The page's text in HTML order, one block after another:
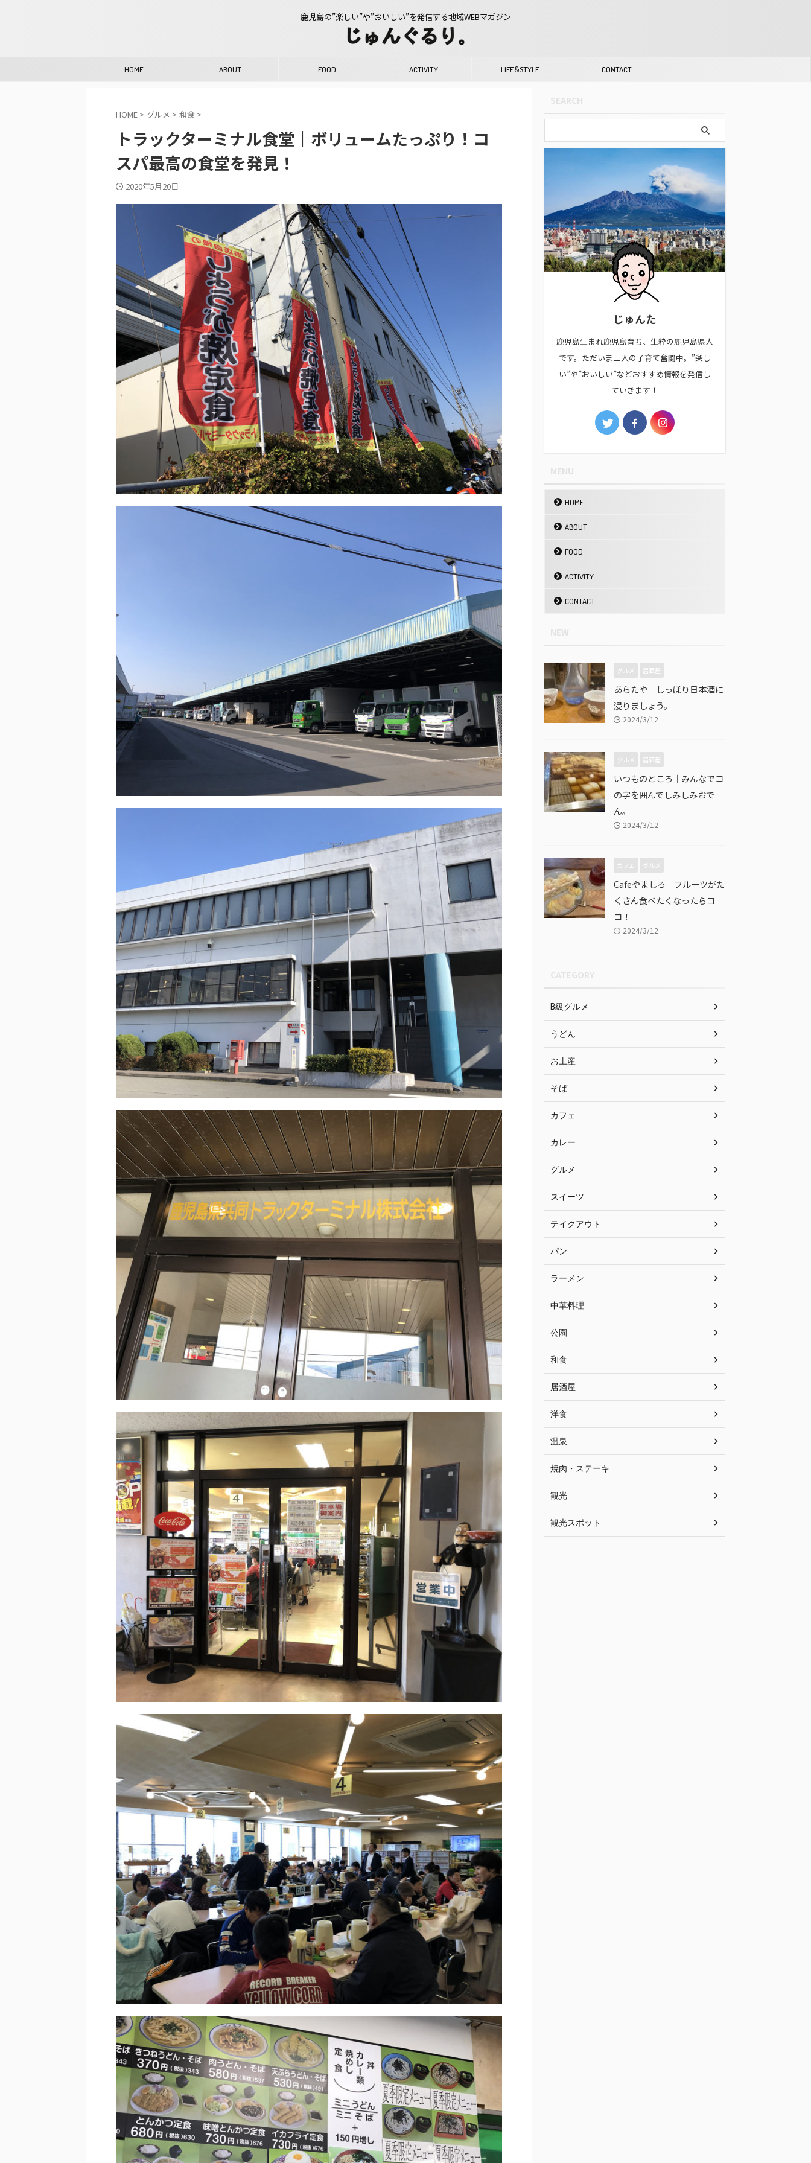
鹿児島の”楽しい”や”おいしい”を発信する地域WEBマガジン
HOME ABOUT FOOD ACTIVITY LIFE&STYLE CONTACT
HOME > グルメ > 和食 >
トラックターミナル食堂｜ボリュームたっぷり！コ
スパ最高の食堂を発見！
2020年5月20日
じゅんた
鹿児島生まれ鹿児島育ち、生粋の鹿児島県人
です。ただいま三人の子育て奮闘中。”楽し
い”や”おいしい”などおすすめ情報を発信し
ていきます！
HOME
ABOUT
FOOD
ACTIVITY
CONTACT
グルメ 居酒屋
あらたや｜しっぽり日本酒に
浸りましょう。
2024/3/12
グルメ 居酒屋
いつものところ｜みんなでコ
の字を囲んでしみしみおで
ん。
2024/3/12
カフェ グルメ
Cafeやましろ｜フルーツがた
くさん食べたくなったらコ
コ！
2024/3/12
B級グルメ
うどん
お土産
そば
カフェ
カレー
グルメ
スイーツ
テイクアウト
パン
ラーメン
中華料理
公園
和食
居酒屋
洋食
温泉
焼肉・ステーキ
観光
観光スポット